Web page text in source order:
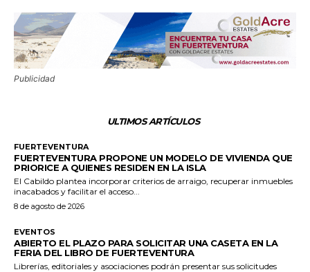
Publicidad
ULTIMOS ARTÍCULOS
FUERTEVENTURA
FUERTEVENTURA PROPONE UN MODELO DE VIVIENDA QUE
PRIORICE A QUIENES RESIDEN EN LA ISLA
El Cabildo plantea incorporar criterios de arraigo, recuperar inmuebles
inacabados y facilitar el acceso...
8 de agosto de 2026
EVENTOS
ABIERTO EL PLAZO PARA SOLICITAR UNA CASETA EN LA
FERIA DEL LIBRO DE FUERTEVENTURA
Librerías, editoriales y asociaciones podrán presentar sus solicitudes